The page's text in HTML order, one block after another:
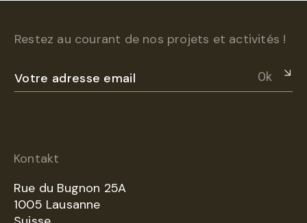
Restez au courant de nos projets et activités !
Ok
Kontakt
Rue du Bugnon 25A
1005 Lausanne